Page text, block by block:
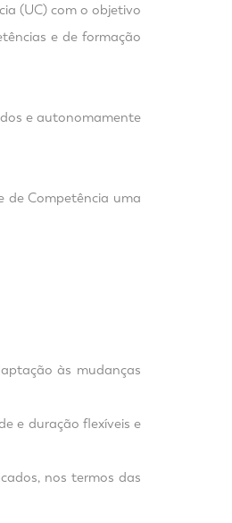
(UC) com o objetivo
e de formação
e autonomamente
de Competência uma
às mudanças
e duração flexíveis e
nos termos das